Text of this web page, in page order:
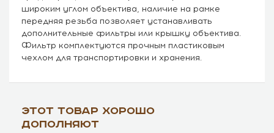
широким углом объектива, наличие на рамке
передняя резьба позволяет устанавливать
дополнительные фильтры или крышку объектива.
Фильтр комплектуются прочным пластиковым
чехлом для транспортировки и хранения.
Этот товар хорошо
дополняют